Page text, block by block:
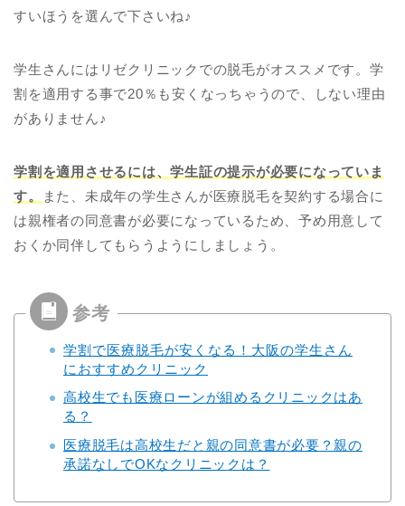
すいほうを選んで下さいね♪
学生さんにはリゼクリニックでの脱毛がオススメです。学
割を適用する事で20％も安くなっちゃうので、しない理由
がありません♪
学割を適用させるには、学生証の提示が必要になっていま
す。
また、未成年の学生さんが医療脱毛を契約する場合に
は親権者の同意書が必要になっているため、予め用意して
おくか同伴してもらうようにしましょう。
学割で医療脱毛が安くなる！大阪の学生さん
におすすめクリニック
高校生でも医療ローンが組めるクリニックはあ
る？
医療脱毛は高校生だと親の同意書が必要？親の
承諾なしでOKなクリニックは？